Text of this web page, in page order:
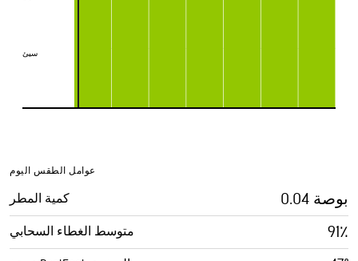
سيئ
سيئ
عوامل الطقس اليوم
كمية المطر 0.04 بوصة
متوسط الغطاء السحابي 91٪